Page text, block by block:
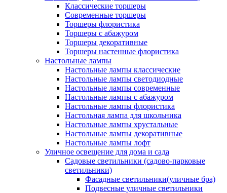
Классические торшеры
Современные торшеры
Торшеры флористика
Торшеры с абажуром
Торшеры декоративные
Торшеры настенные флористика
Настольные лампы
Настольные лампы классические
Настольные лампы светодиодные
Настольные лампы современные
Настольные лампы с абажуром
Настольные лампы флористика
Настольная лампа для школьника
Настольные лампы хрустальные
Настольные лампы декоративные
Настольные лампы лофт
Уличное освещение для дома и сада
Садовые светильники (садово-парковые
светильники)
Фасадные светильники(уличные бра)
Подвесные уличные светильники